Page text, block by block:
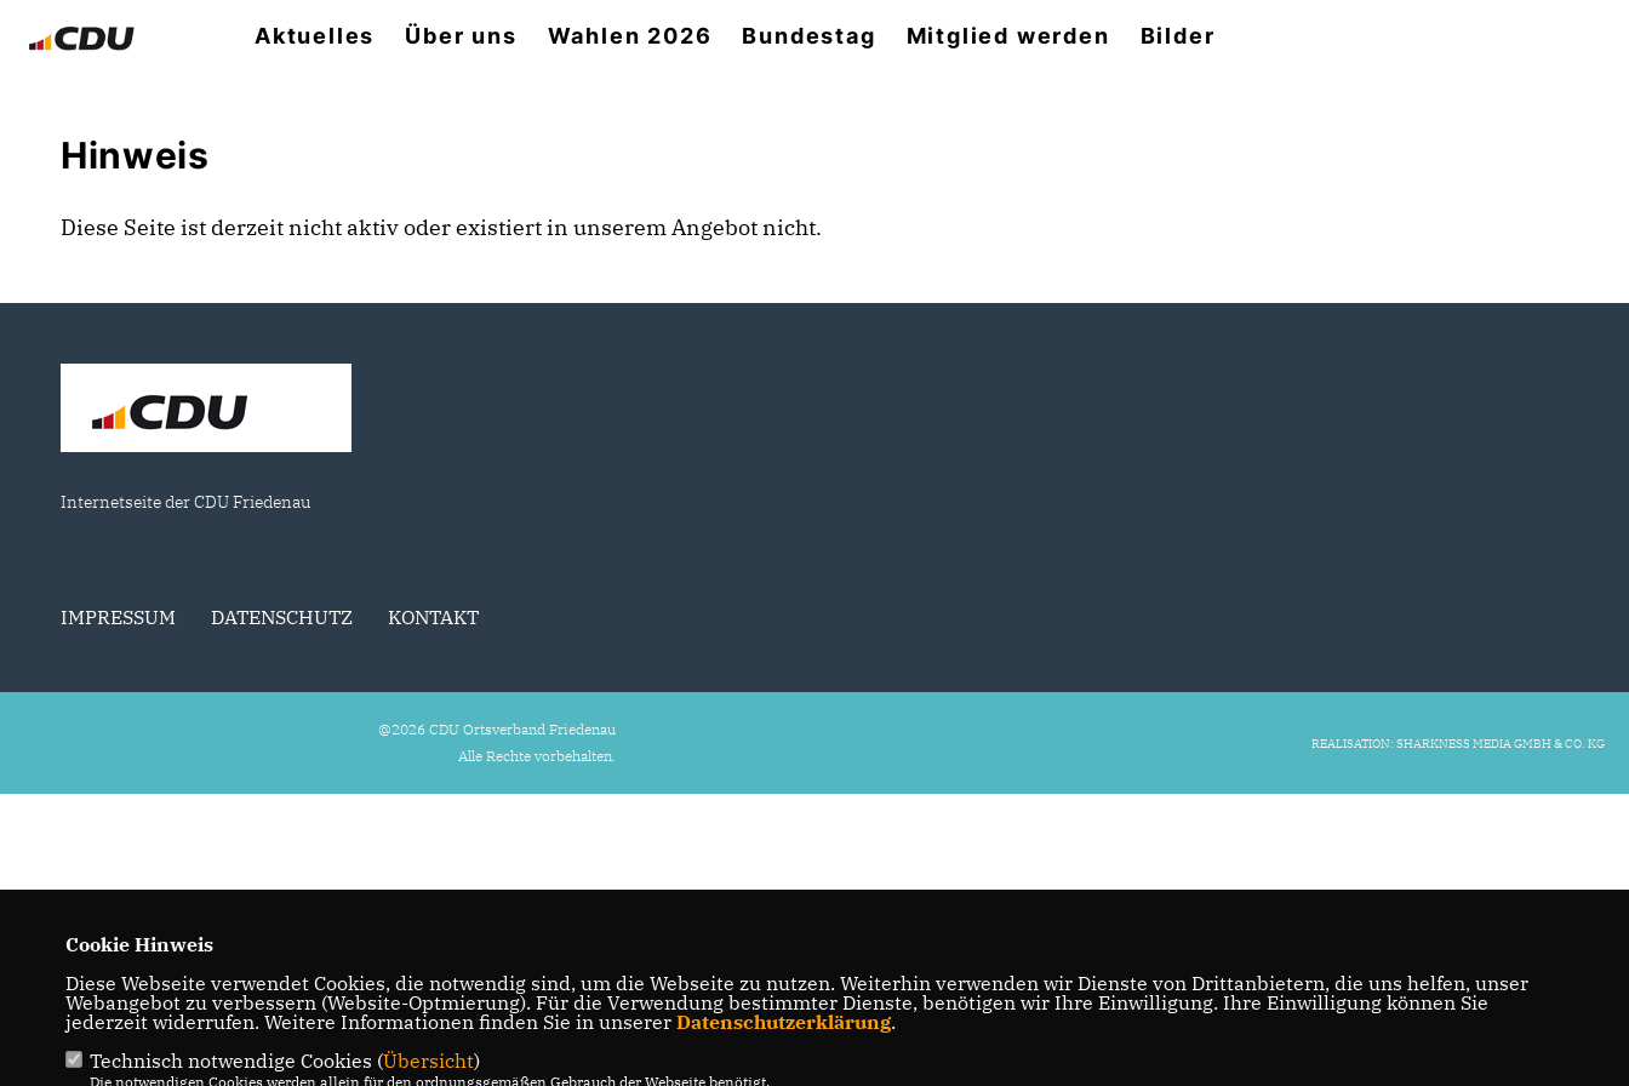
Aktuelles Über uns Wahlen 2026 Bundestag Mitglied werden Bilder
Hinweis
Diese Seite ist derzeit nicht aktiv oder existiert in unserem Angebot nicht.
Internetseite der CDU Friedenau
IMPRESSUM DATENSCHUTZ KONTAKT
@2026 CDU Ortsverband Friedenau
Alle Rechte vorbehalten.
REALISATION: SHARKNESS MEDIA GMBH & CO. KG
Cookie Hinweis
Diese Webseite verwendet Cookies, die notwendig sind, um die Webseite zu nutzen. Weiterhin verwenden wir Dienste von Drittanbietern, die uns helfen, unser
Webangebot zu verbessern (Website-Optmierung). Für die Verwendung bestimmter Dienste, benötigen wir Ihre Einwilligung. Ihre Einwilligung können Sie
jederzeit widerrufen. Weitere Informationen finden Sie in unserer Datenschutzerklärung.
Technisch notwendige Cookies (Übersicht)
Die notwendigen Cookies werden allein für den ordnungsgemäßen Gebrauch der Webseite benötigt.